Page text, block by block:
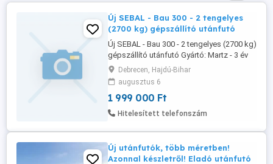
Új SEBAL - Bau 300 - 2 tengelyes
(2700 kg) gépszállító utánfutó
Új SEBAL - Bau 300 - 2 tengelyes (2700 kg)
gépszállító utánfutó Gyártó: Martz - 3 év
garancia Típus: Builder 3 - 300 S - 2700 kg
Plató mérete: 295 x 150 cm Össztömeg:
2700 kg - visszaminősíthető Saját súly:
547 kg Teherbírás: 2.153 kg Ára: bruttó
2.190.000 Ft helyett bruttó 1.999.000 Ft -
Debrecen, Hajdú-Bihar
augusztus 6
1 999 000 Ft
Hitelesített telefonszám
Új utánfutók, több méretben!
Azonnal készletről! Eladó utánfutó